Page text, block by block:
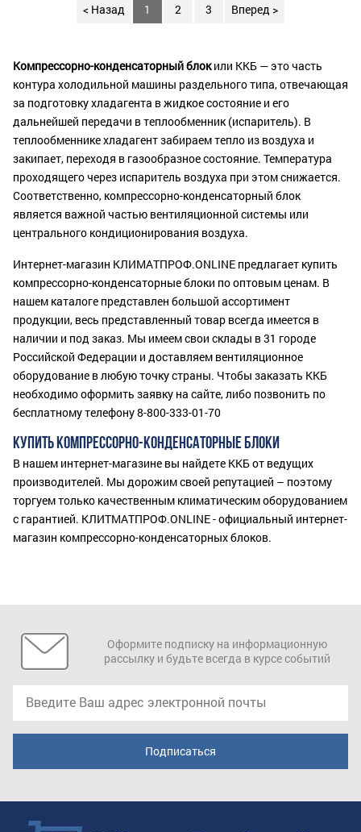
< Назад 1 2 3 Вперед >
Компрессорно-конденсаторный блокили ККБ — это часть
контура холодильной машины раздельного типа, отвечающая
за подготовку хладагента в жидкое состояние и его
дальнейшей передачи в теплообменник (испаритель). В
теплообменнике хладагент забираем тепло из воздуха и
закипает, переходя в газообразное состояние. Температура
проходящего через испаритель воздуха при этом снижается.
Соответственно, компрессорно-конденсаторный блок
является важной частью вентиляционной системы или
центрального кондиционирования воздуха.
Интернет-магазин КЛИМАТПРОФ.ONLINE предлагает купить
компрессорно-конденсаторные блоки по оптовым ценам. В
нашем каталоге представлен большой ассортимент
продукции, весь представленный товар всегда имеется в
наличии и под заказ. Мы имеем свои склады в 31 городе
Российской Федерации и доставляем вентиляционное
оборудование в любую точку страны. Чтобы заказать ККБ
необходимо оформить заявку на сайте, либо позвонить по
бесплатному телефону 8-800-333-01-70
КУПИТЬ КОМПРЕССОРНО-КОНДЕНСАТОРНЫЕ БЛОКИ
В нашем интернет-магазине вы найдете ККБ от ведущих
производителей. Мы дорожим своей репутацией – поэтому
торгуем только качественным климатическим оборудованием
с гарантией. КЛИТМАТПРОФ.ONLINE - официальный интернет-
магазин компрессорно-конденсаторных блоков.
Оформите подписку на информационную
рассылку и будьте всегда в курсе событий